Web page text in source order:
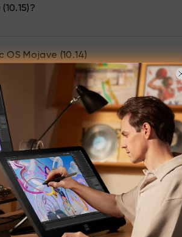
Mojave (10.14)
Transformación Matemática en